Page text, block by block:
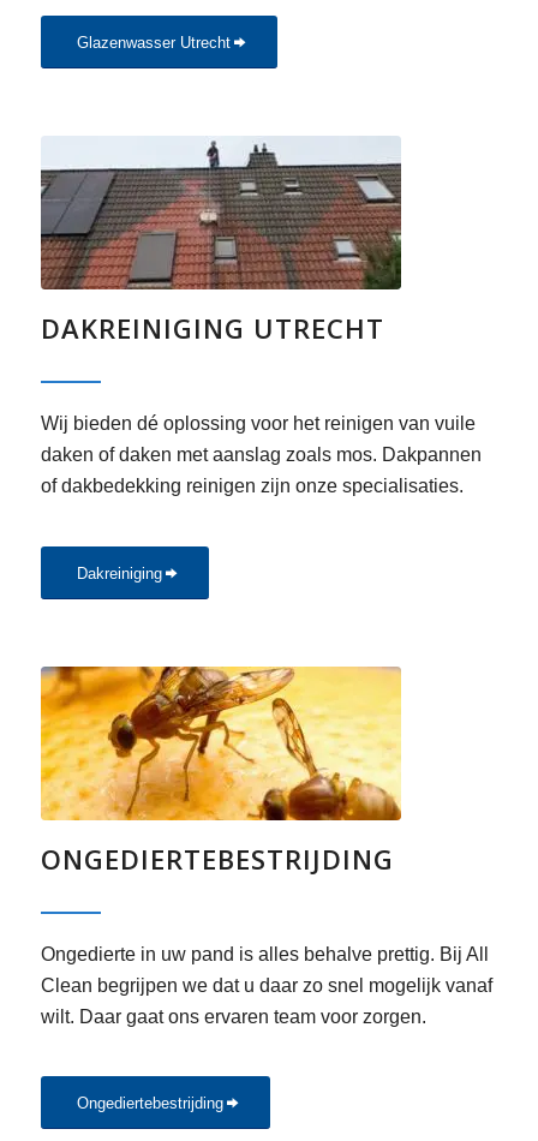
Glazenwasser Utrecht
DAKREINIGING UTRECHT
Wij bieden dé oplossing voor het reinigen van vuile
daken of daken met aanslag zoals mos. Dakpannen
of dakbedekking reinigen zijn onze specialisaties.
Dakreiniging
ONGEDIERTE­BESTRIJDING
Ongedierte in uw pand is alles behalve prettig. Bij All
Clean begrijpen we dat u daar zo snel mogelijk vanaf
wilt. Daar gaat ons ervaren team voor zorgen.
Ongediertebestrijding